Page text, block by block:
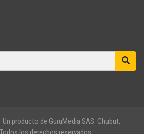
producto de GuruMedia SAS. Chubut,